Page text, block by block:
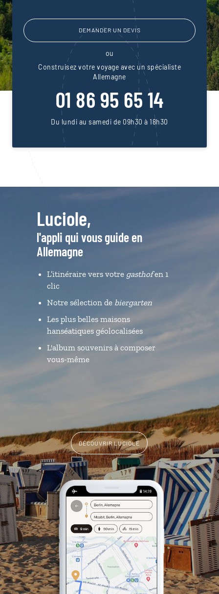
DEMANDER UN DEVIS
ou
Construisez votre voyage avec un spécialiste
Allemagne
01 86 95 65 14
Du lundi au samedi de 09h30 à 18h30
Luciole,
l'appli qui vous guide en
Allemagne
L’itinéraire vers votre gasthofen 1
clic
Notre sélection de biergarten
Les plus belles maisons
hanséatiques géolocalisées
L'album souvenirs à composer
vous-même
DÉCOUVRIR LUCIOLE